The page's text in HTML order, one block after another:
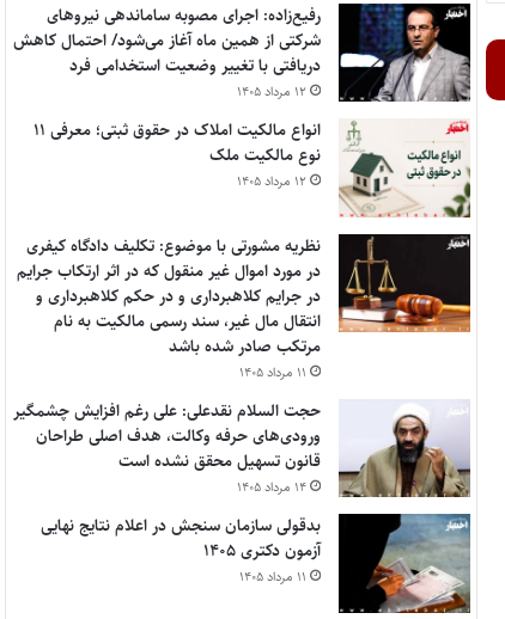
رفیع‌زاده: اجرای مصوبه ساماندهی نیروهای
شرکتی از همین ماه آغاز می‌شود/ احتمال کاهش
دریافتی با تغییر وضعیت استخدامی فرد
۱۲ مرداد ۱۴۰۵
انواع مالکیت املاک در حقوق ثبتی؛ معرفی ۱۱
نوع مالکیت ملک
۱۲ مرداد ۱۴۰۵
نظریه مشورتی با موضوع: تکلیف دادگاه کیفری
در مورد اموال غیر منقول که در اثر ارتکاب جرایم
در جرایم کلاهبرداری و در حکم کلاهبرداری و
انتقال مال غیر، سند رسمی مالکیت به نام
مرتکب صادر شده باشد
۱۱ مرداد ۱۴۰۵
حجت السلام نقدعلی: علی رغم افزایش چشمگیر
ورودی‌های حرفه وکالت، هدف اصلی طراحان
قانون تسهیل محقق نشده است
۱۴ مرداد ۱۴۰۵
بدقولی سازمان سنجش در اعلام نتایج نهایی
آزمون دکتری ۱۴۰۵
۱۱ مرداد ۱۴۰۵